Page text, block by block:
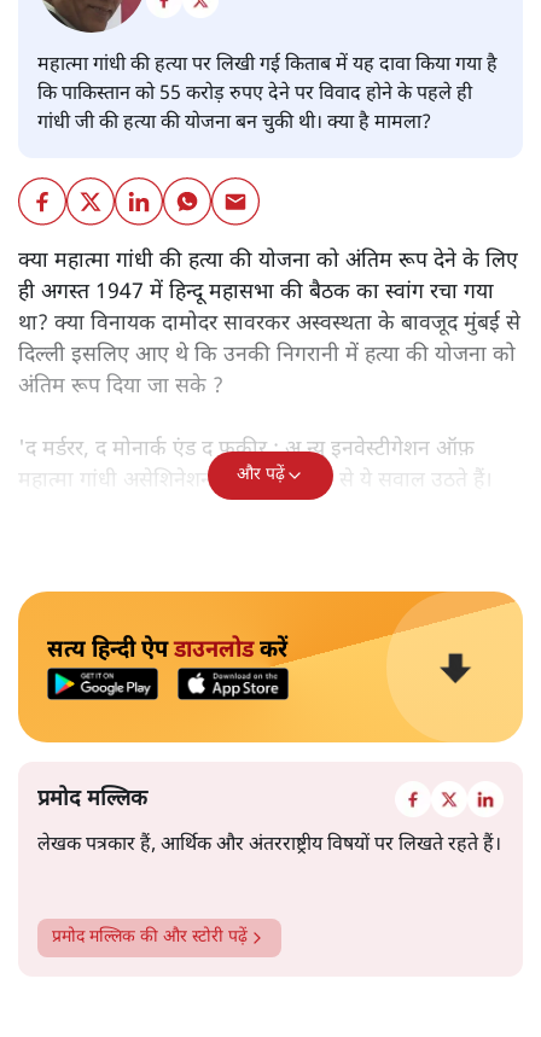
महात्मा गांधी की हत्या पर लिखी गई किताब में यह दावा किया गया है
कि पाकिस्तान को 55 करोड़ रुपए देने पर विवाद होने के पहले ही
गांधी जी की हत्या की योजना बन चुकी थी। क्या है मामला?
क्या महात्मा गांधी की हत्या की योजना को अंतिम रूप देने के लिए
ही अगस्त 1947 में हिन्दू महासभा की बैठक का स्वांग रचा गया
था? क्या विनायक दामोदर सावरकर अस्वस्थता के बावजूद मुंबई से
दिल्ली इसलिए आए थे कि उनकी निगरानी में हत्या की योजना को
अंतिम रूप दिया जा सके ?
'द मर्डरर, द मोनार्क एंड द फ़कीर : अ न्यू इनवेस्टीगेशन ऑफ़
महात्मा गांधी असेशिनेशन' नामक किताब से ये सवाल उठते हैं।
और पढ़ें
सत्य हिन्दी ऐपडाउनलोडकरें
प्रमोद मल्लिक
लेखक पत्रकार हैं, आर्थिक और अंतरराष्ट्रीय विषयों पर लिखते रहते हैं।
प्रमोद मल्लिक की और स्टोरी पढ़ें